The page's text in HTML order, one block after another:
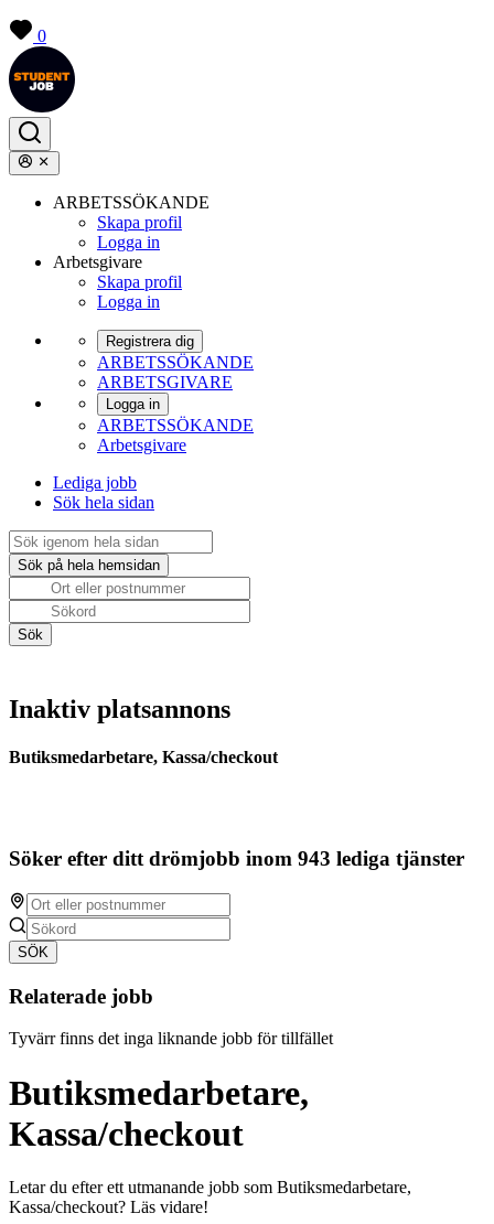
0
ARBETSSÖKANDE
Skapa profil
Logga in
Arbetsgivare
Skapa profil
Logga in
Registrera dig
ARBETSSÖKANDE
ARBETSGIVARE
Logga in
ARBETSSÖKANDE
Arbetsgivare
Lediga jobb
Sök hela sidan
Inaktiv platsannons
Butiksmedarbetare, Kassa/checkout
Söker efter ditt drömjobb inom 943 lediga tjänster
SÖK
Relaterade jobb
Tyvärr finns det inga liknande jobb för tillfället
Butiksmedarbetare,
Kassa/checkout
Letar du efter ett utmanande jobb som Butiksmedarbetare,
Kassa/checkout? Läs vidare!